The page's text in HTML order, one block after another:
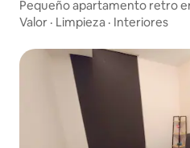
g
Pequeño apartamento retro
Valor · Limpieza · Interiores